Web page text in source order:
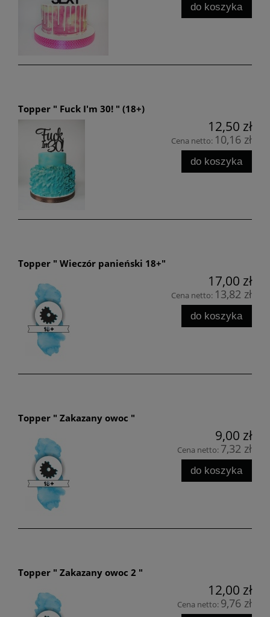
do koszyka
Topper " Fuck I'm 30! " (18+)
12,50 zł
Cena netto: 10,16 zł
do koszyka
Topper " Wieczór panieński 18+"
17,00 zł
Cena netto: 13,82 zł
do koszyka
Topper " Zakazany owoc "
9,00 zł
Cena netto: 7,32 zł
do koszyka
Topper " Zakazany owoc 2 "
12,00 zł
Cena netto: 9,76 zł